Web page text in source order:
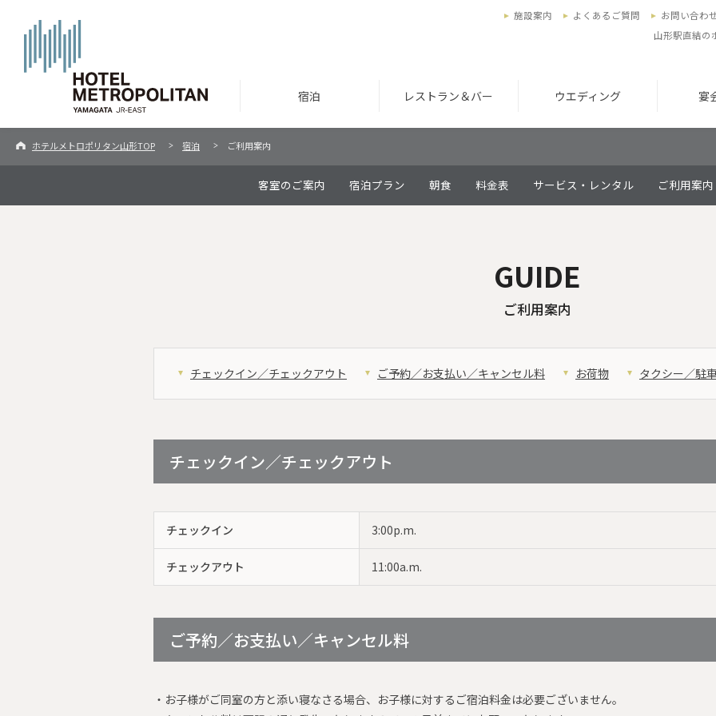
宿泊 レストラン＆バー ウエディング 宴
施設案内 よくあるご質問
お問い合わ
山形駅直結の
ホテルメトロポリタン山形TOP 宿泊 ご利用案内
客室のご案内 宿泊プラン 朝食 料金表 サービス・レンタル ご利用案内
GUIDE
ご利用案内
チェックイン／チェックアウト ご予約／お支払い／キャンセル料 お荷物 タクシー／駐
チェックイン／チェックアウト
チェックイン 3:00p.m.
チェックアウト 11:00a.m.
ご予約／お支払い／キャンセル料
・お子様がご同室の方と添い寝なさる場合、お子様に対するご宿泊料金は必要ございません。